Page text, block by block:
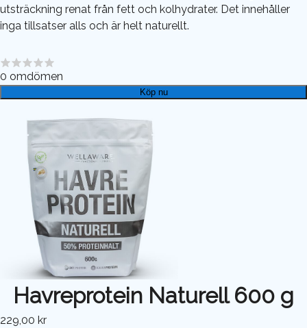
utsträckning renat från fett och kolhydrater. Det innehåller
inga tillsatser alls och är helt naturellt.
0 omdömen
Köp nu
Havreprotein Naturell 600 g
229,00 kr